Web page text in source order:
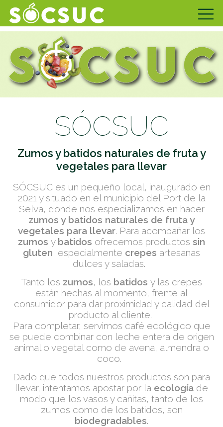
SÓCSUC
Zumos y batidos naturales de fruta y
vegetales para llevar
SÓCSUC es un pequeño local, inaugurado en
2021 y situado en el municipio del Port de la
Selva, donde nos especializamos en hacer
zumos y batidos naturales de fruta y
vegetales para llevar. Para acompañar los
zumos y batidos ofrecemos productos sin
gluten, especialmente crepes artesanas
dulces y saladas.
Tanto los zumos, los batidos y las crepes
están hechas al momento, frente al
consumidor para dar proximidad y calidad del
producto al cliente.
Para completar, servimos café ecológico que
se puede combinar con leche entera de origen
animal o vegetal como de avena, almendra o
coco.
Dado que todos nuestros productos son para
llevar, intentamos apostar por la ecología de
modo que los vasos y cañitas, tanto de los
zumos como de los batidos, son
biodegradables.